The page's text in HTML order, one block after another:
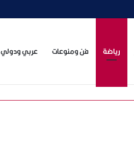
رياضة فن ومنوعات عربي ودولي